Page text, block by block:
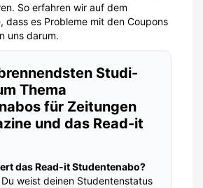
So erfahren wir auf dem
dass es Probleme mit den Coupons
uns darum.
Studi-
Thema
für Zeitungen
und das Read-it
das Read-it Studentenabo?
weist deinen Studentenstatus